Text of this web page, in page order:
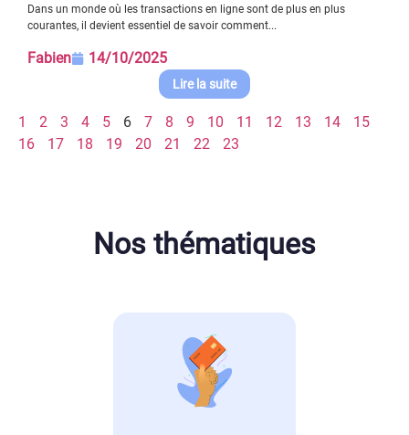
Dans un monde où les transactions en ligne sont de plus en plus
courantes, il devient essentiel de savoir comment...
Fabien 14/10/2025
Lire la suite
1 2 3 4 5 6 7 8 9 10 11 12 13 14
15
16
17 18 19 20 21 22 23
Nos thématiques